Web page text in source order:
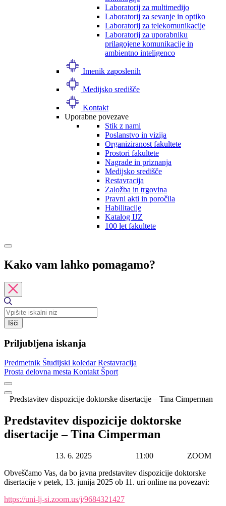
Laboratorij za multimedijo
Laboratorij za sevanje in optiko
Laboratorij za telekomunikacije
Laboratorij za uporabniku
prilagojene komunikacije in
ambientno inteligenco
Imenik zaposlenih
Medijsko središče
Kontakt
Uporabne povezave
Stik z nami
Poslanstvo in vizija
Organiziranost fakultete
Prostori fakultete
Nagrade in priznanja
Medijsko središče
Restavracija
Založba in trgovina
Pravni akti in poročila
Habilitacije
Katalog IJZ
100 let fakultete
Kako vam lahko pomagamo?
Išči
Priljubljena iskanja
Predmetnik Študijski koledarRestavracija
Prosta delovna mesta Kontakt Šport
Predstavitev dispozicije doktorske disertacije – Tina Cimperman
Predstavitev dispozicije doktorske
disertacije – Tina Cimperman
13. 6. 2025 11:00
ZOOM
Obveščamo Vas, da bo javna predstavitev dispozicije doktorske
disertacije v petek, 13. junija 2025 ob 11. uri online na povezavi:
https://uni-lj-si.zoom.us/j/9684321427